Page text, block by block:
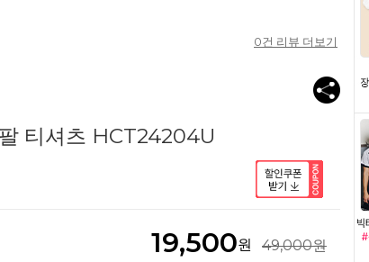
0건 리뷰 더보기
티셔츠 HCT24204U
19,500원 49,000원